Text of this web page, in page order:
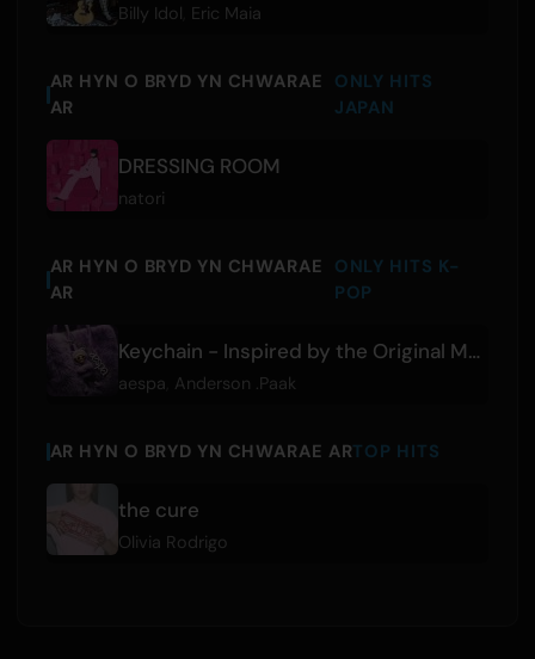
Billy Idol Eric Maia
AR HYN O BRYD YN CHWARAE
AR
ONLY HITS
JAPAN
DRESSING ROOM
natori
AR HYN O BRYD YN CHWARAE
AR
ONLY HITS K-
POP
Keychain - Inspired by the Original Motion Picture K-POPS!
aespa Anderson .Paak
AR HYN O BRYD YN CHWARAE ARTOP HITS
the cure
Olivia Rodrigo